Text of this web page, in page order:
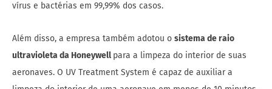
vírus e bactérias em 99,99% dos casos.
Além disso, a empresa também adotou o sistema de raio
ultravioleta da Honeywell para a limpeza do interior de suas
aeronaves. O UV Treatment System é capaz de auxiliar a